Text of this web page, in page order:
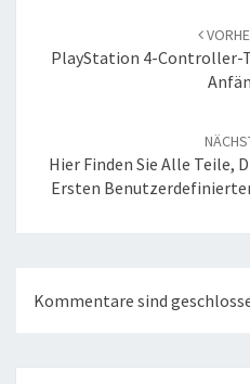
PlayStation 4-Controller-
Hier Finden Sie Alle Teile,
Ersten
Kommentare sind